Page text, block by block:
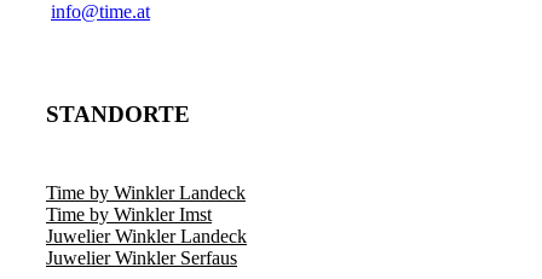
­info@time.at
STANDORTE
Time by Winkler Landeck
Time by Winkler Imst
Juwelier Winkler Landeck
Juwelier Winkler Serfaus